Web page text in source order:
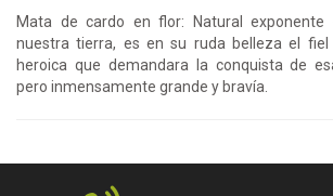
Mata de cardo en flor: Natural
nuestra tierra, es en su ruda belleza el
heroica que demandara la conquista de
pero inmensamente grande y bravía.